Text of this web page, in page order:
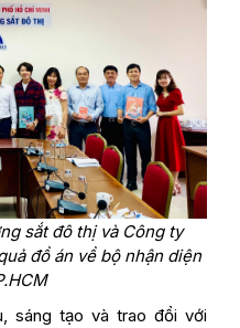
sắt đô thị và Công ty
đồ án về bộ nhận diện
sáng tạo và trao đổi với